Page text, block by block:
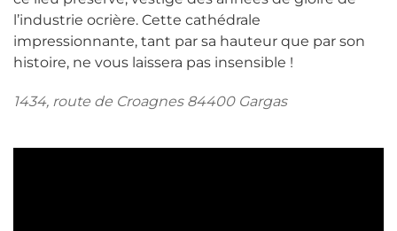
l’industrie ocrière. Cette cathédrale
impressionnante, tant par sa hauteur que par son
histoire, ne vous laissera pas insensible !
1434, route de Croagnes 84400 Gargas